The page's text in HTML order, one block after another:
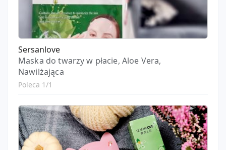
Sersanlove
Maska do twarzy w płacie, Aloe Vera,
Nawilżająca
Poleca 1/1